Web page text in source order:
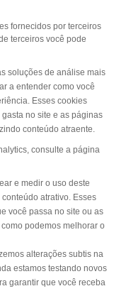
fornecidos por terceiros
terceiros você pode
soluções de análise mais
a entender como você
Esses cookies
no site e as páginas
conteúdo atraente.
consulte a página
e medir o uso deste
atrativo. Esses
você passa no site ou as
podemos melhorar o
alterações subtis na
estamos testando novos
garantir que você receba